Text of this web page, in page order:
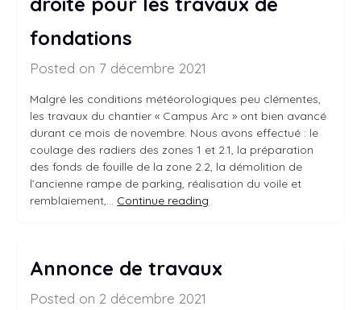
fondations
Posted on 7 décembre 2021
Malgré les conditions météorologiques peu clémentes,
les travaux du chantier « Campus Arc » ont bien avancé
durant ce mois de novembre. Nous avons effectué : le
coulage des radiers des zones 1 et 2.1, la préparation
des fonds de fouille de la zone 2.2, la démolition de
l’ancienne rampe de parking, réalisation du voile et
remblaiement,… Continue reading
Annonce de travaux
Posted on 2 décembre 2021